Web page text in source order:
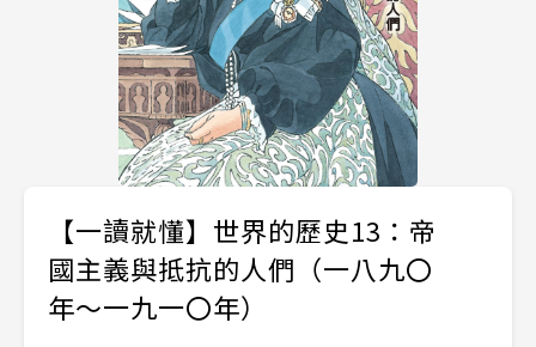
【一讀就懂】世界的歷史13：帝
國主義與抵抗的人們（一八九〇
年～一九一〇年）